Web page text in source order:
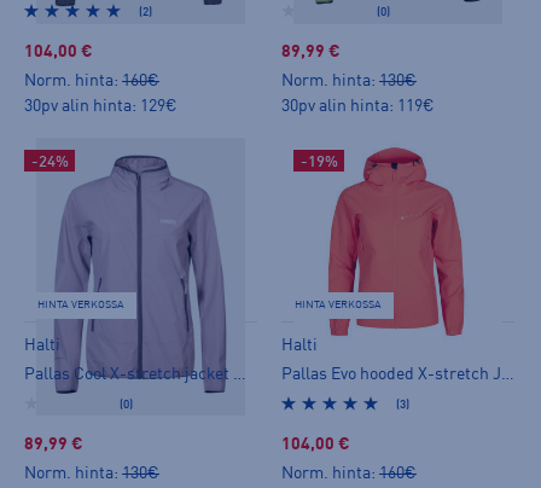
(2)
104,00 €
Norm. hinta: 160€
30pv alin hinta: 129€
(0)
89,99 €
Norm. hinta: 130€
30pv alin hinta: 119€
-24%
HINTA VERKOSSA
Halti
Pallas Cool X-stretch jacket W - naisten stretch-takki
(0)
89,99 €
Norm. hinta: 130€
-19%
HINTA VERKOSSA
Halti
Pallas Evo hooded X-stretch Jacket W+ - naisten stretch-takki
(3)
104,00 €
Norm. hinta: 160€